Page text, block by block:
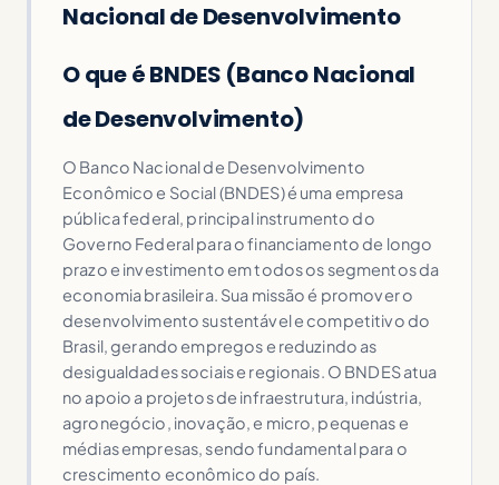
Nacional de Desenvolvimento
O que é BNDES (Banco Nacional
de Desenvolvimento)
O Banco Nacional de Desenvolvimento
Econômico e Social (BNDES) é uma empresa
pública federal, principal instrumento do
Governo Federal para o financiamento de longo
prazo e investimento em todos os segmentos da
economia brasileira. Sua missão é promover o
desenvolvimento sustentável e competitivo do
Brasil, gerando empregos e reduzindo as
desigualdades sociais e regionais. O BNDES atua
no apoio a projetos de infraestrutura, indústria,
agronegócio, inovação, e micro, pequenas e
médias empresas, sendo fundamental para o
crescimento econômico do país.